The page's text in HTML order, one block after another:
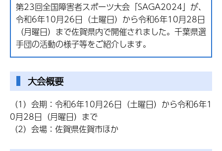
第23回全国障害者スポーツ大会「SAGA2024」が、
令和6年10月26日（土曜日）から令和6年10月28日
（月曜日）まで佐賀県内で開催されました。千葉県選
手団の活動の様子等をご紹介します。
大会概要
（1）会期：令和6年10月26日（土曜日）から令和6年1
0月28日（月曜日）まで
（2）会場：佐賀県佐賀市ほか